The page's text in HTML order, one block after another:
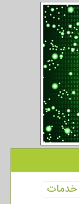
خدمات